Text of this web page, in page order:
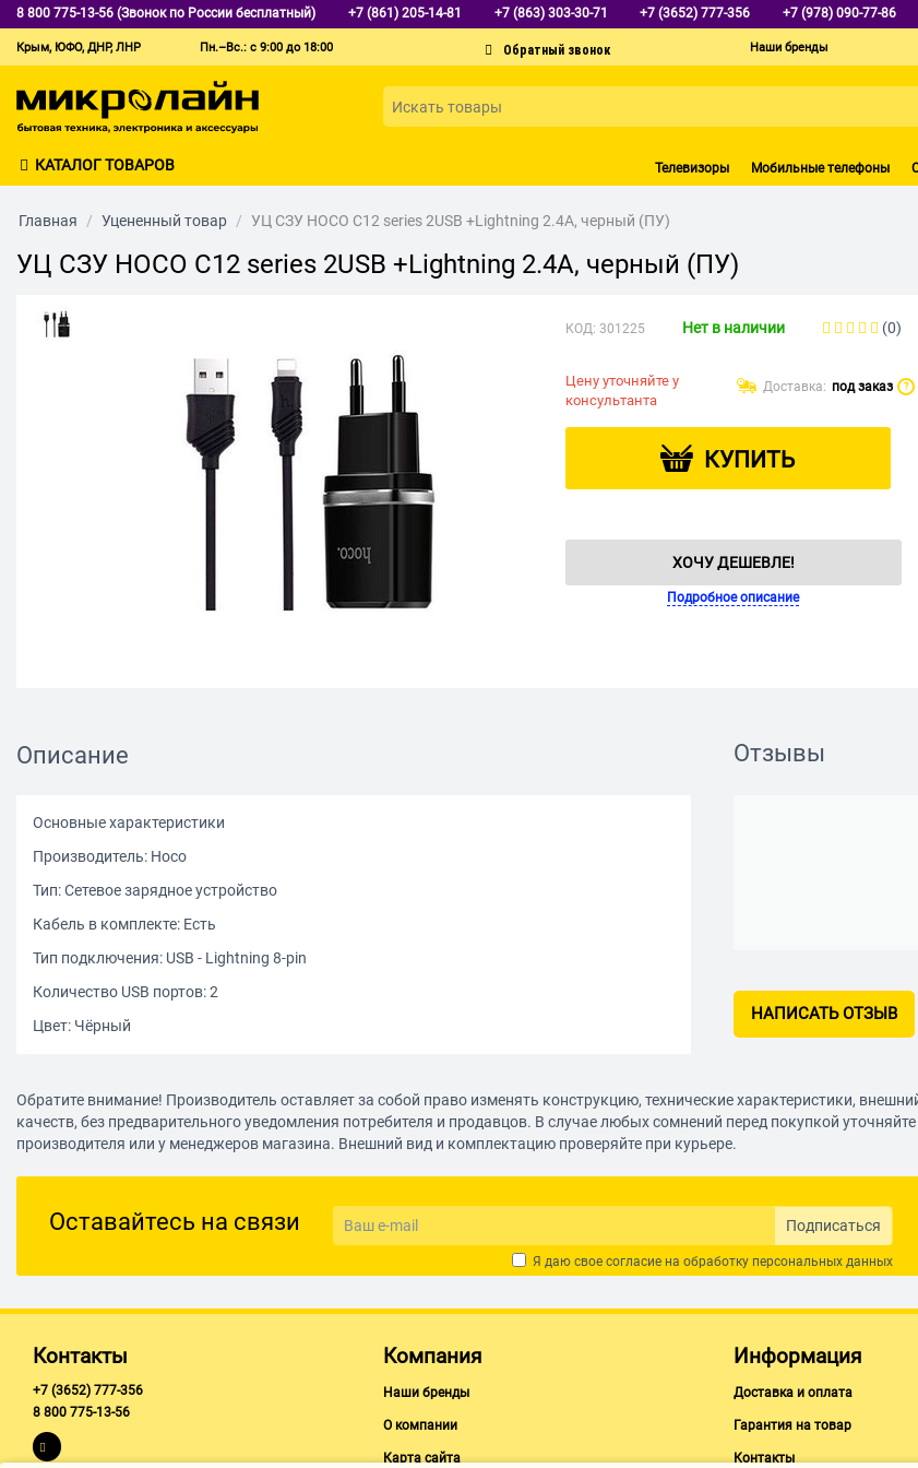
8 800 775-13-56 (Звонок по России бесплатный) +7 (861) 205-14-81 +7 (863) 303-30-71 +7 (3652) 777-356 +7 (978) 090-77-86
Крым, ЮФО, ДНР, ЛНР Пн.–Вс.: с 9:00 до 18:00 Наши бренды
КАТАЛОГ ТОВАРОВ Телевизоры Мобильные телефоны
Главная / Уцененный товар / УЦ СЗУ HOCO C12 series 2USB +Lightning 2.4A, черный (ПУ)
УЦ СЗУ HOCO C12 series 2USB +Lightning 2.4A, черный (ПУ)
КОД: 301225 Нет в наличии (0)
Цену уточняйте у
консультанта
Доставка: под заказ ?
КУПИТЬ
ХОЧУ ДЕШЕВЛЕ!
Подробное описание
Описание
Основные характеристики
Производитель: Hoco
Тип: Cетевое зарядное устройство
Кабель в комплекте: Есть
Тип подключения: USB - Lightning 8-pin
Количество USB портов: 2
Цвет: Чёрный
Отзывы
НАПИСАТЬ ОТЗЫВ
Обратите внимание! Производитель оставляет за собой право изменять конструкцию, технические характеристики,
качеств, без предварительного уведомления потребителя и продавцов. В случае любых сомнений перед покупкой
производителя или у менеджеров магазина. Внешний вид и комплектацию проверяйте при курьере.
Оставайтесь на связи Подписаться
Я даю свое согласие на обработку персональных данных
Контакты
+7 (3652) 777-356
8 800 775-13-56
Компания
Наши бренды
О компании
Карта сайта
Информация
Доставка и оплата
Гарантия на товар
Контакты